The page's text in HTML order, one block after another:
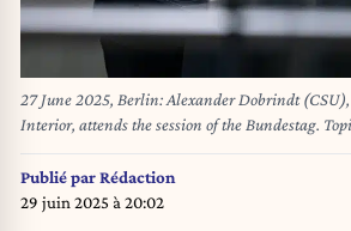
27 June 2025, Berlin: Alexander Dobrindt
Interior, attends the session of the Bundestag.
a vote on the suspension of family reunification
draft bill to amend the naturalization law. Photo:
Publié parRédaction
29 juin 2025 à 20:02